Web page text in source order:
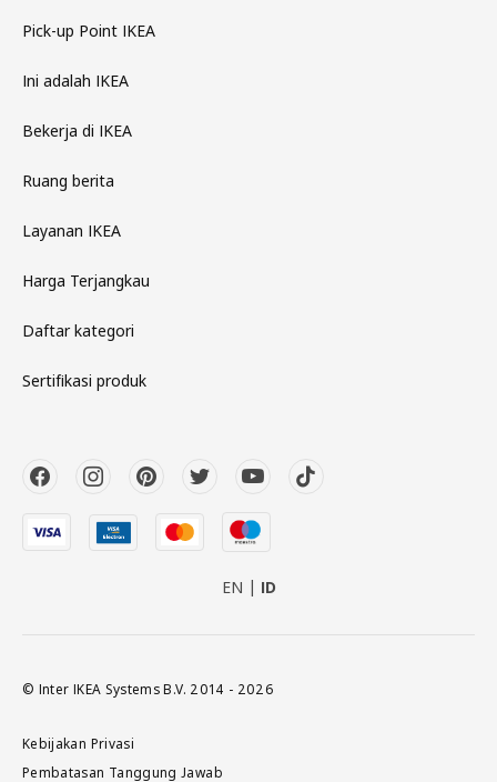
Pick-up Point IKEA
Ini adalah IKEA
Bekerja di IKEA
Ruang berita
Layanan IKEA
Harga Terjangkau
Daftar kategori
Sertifikasi produk
EN ID
© Inter IKEA Systems B.V. 2014 - 2026
Kebijakan Privasi
Pembatasan Tanggung Jawab